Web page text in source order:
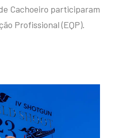
Cachoeiro participaram
Profissional (EQP).